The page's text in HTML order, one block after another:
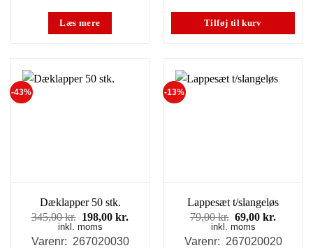
Læs mere Tilføj til kurv
-43%
Dæklapper 50 stk.
345,00kr. Den
oprindelige
pris
198,00kr.
pris
inkl. moms
Varenr: 267020030
-13%
Lappesæt t/slangeløs
79,00kr. Den
oprindelige
pris
69,00kr.
pris
inkl. moms
Varenr: 267020020